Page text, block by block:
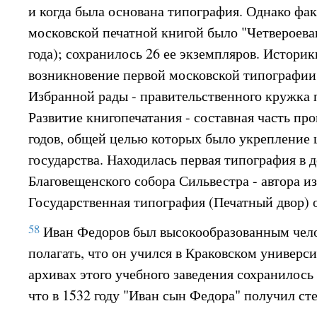
и когда была основана типография. Однако
московской печатной книгой было
года); сохранилось 26 ее экземпляров.
возникновение первой московской
Избранной рады - правительственного
Развитие книгопечатания - составная часть
годов, общей целью которых было укрепление
государства. Находилась первая типография в
Благовещенского собора Сильвестра - автора
Государственная типография (Печатный двор)
58 Иван Федоров был высокообразованным
полагать, что он учился в Краковском
архивах этого учебного заведения
что в 1532 году "Иван сын Федора" получил